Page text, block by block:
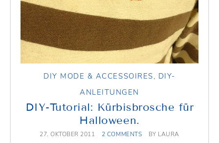
DIY MODE & ACCESSOIRES, DIY-
ANLEITUNGEN
DIY-Tutorial: Kürbisbrosche für
Halloween.
27. OKTOBER 2011 2 COMMENTS BY LAURA